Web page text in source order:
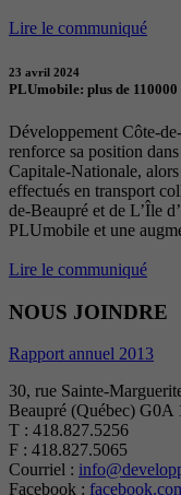
Lire le communiqué
23 avril 2024
PLUmobile: plus de 110000
Développement Côte-
renforce sa position
Capitale-Nationale,
effectués en transport
de-Beaupré et de L’Île
PLUmobile et une
Lire le communiqué
NOUS JOINDRE
Rapport annuel 2013
30, rue Sainte-
Beaupré (Québec) G0A
T : 418.827.5256
F : 418.827.5065
Courriel :
Facebook :